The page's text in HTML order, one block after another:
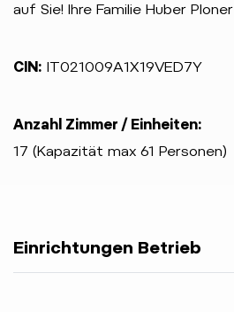
auf Sie! Ihre Familie Huber Ploner
CIN: IT021009A1X19VED7Y
Anzahl Zimmer / Einheiten:
17 (Kapazität max 61 Personen)
Einrichtungen Betrieb